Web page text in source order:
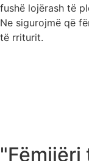
fushë lojërash të
Ne sigurojmë që
të rriturit.
"Fëmijëri